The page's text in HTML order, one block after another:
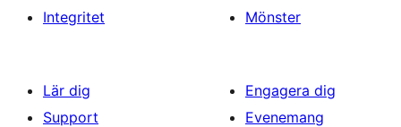
Integritet
Mönster
Lär dig
Support
Engagera dig
Evenemang